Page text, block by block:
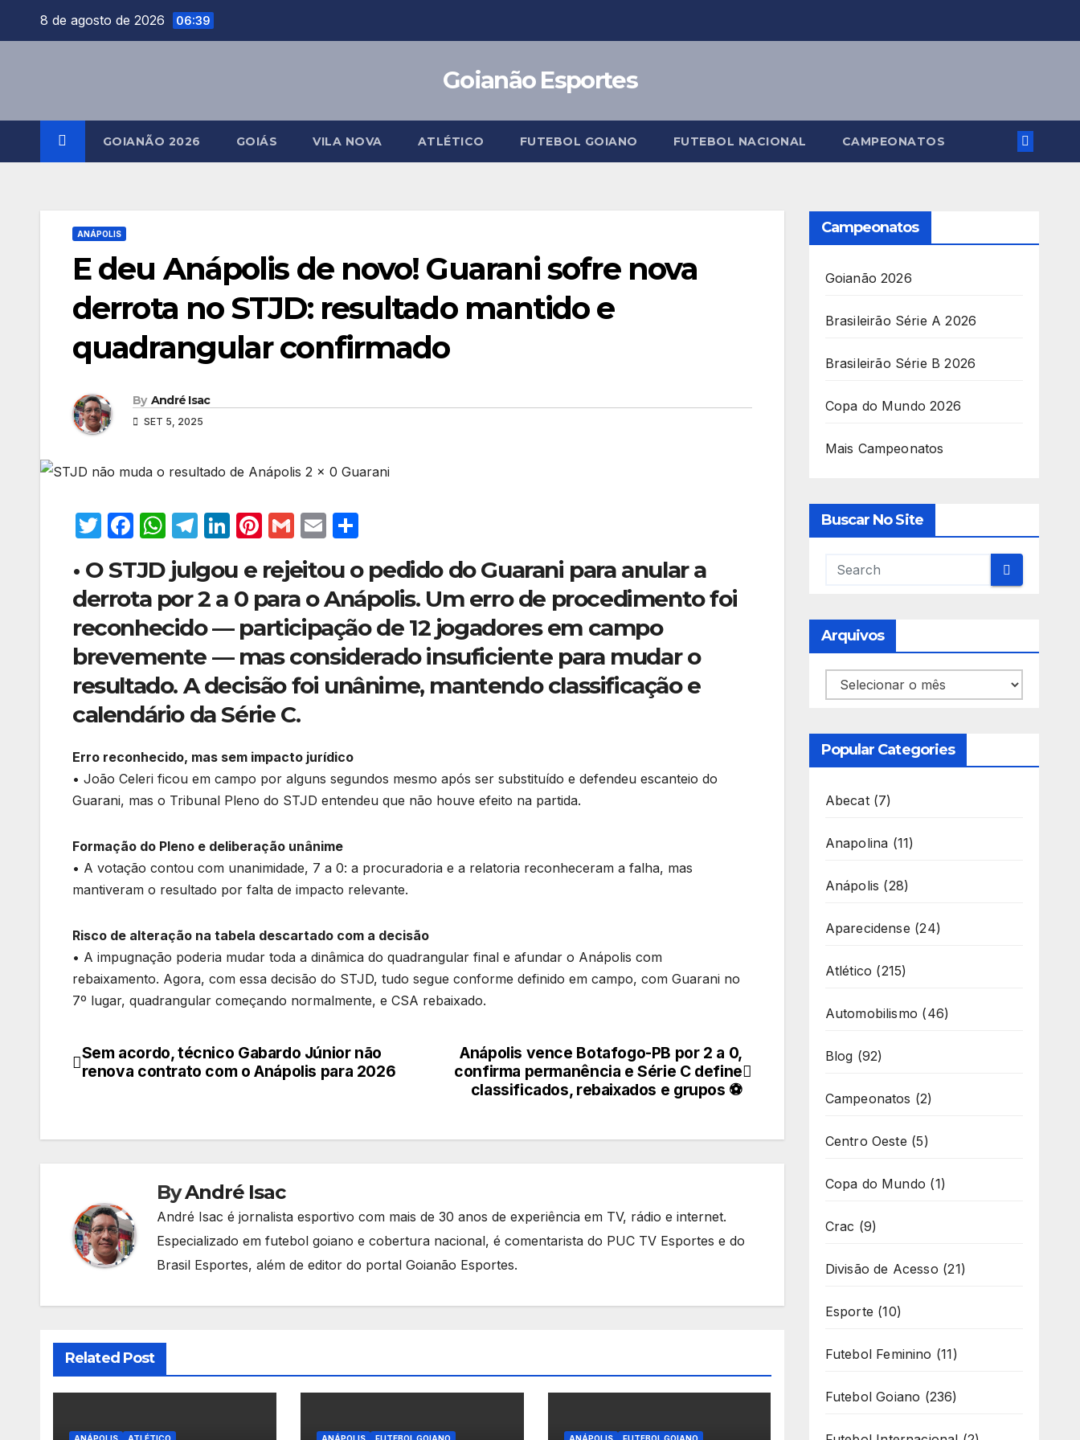
8 de agosto de 2026 06:39
Goianão Esportes
GOIANÃO 2026 GOIÁS VILA NOVA ATLÉTICO FUTEBOL GOIANO FUTEBOL NACIONAL CAMPEONATOS
ANÁPOLIS
E deu Anápolis de novo! Guarani sofre nova
derrota no STJD: resultado mantido e
quadrangular confirmado
By André Isac
SET 5, 2025
T
itt
er
F
c
e
b
o
o
k
W
at
s
A
p
p
T
e
gr
a
m
Li
k
e
dI
n
Pi
er
e
st
G
ail
E
ail ar
e
• O STJD julgou e rejeitou o pedido do Guarani para anular a
derrota por 2 a 0 para o Anápolis. Um erro de procedimento foi
reconhecido — participação de 12 jogadores em campo
brevemente — mas considerado insuficiente para mudar o
resultado. A decisão foi unânime, mantendo classificação e
calendário da Série C.
Erro reconhecido, mas sem impacto jurídico
• João Celeri ficou em campo por alguns segundos mesmo após ser substituído e defendeu escanteio do
Guarani, mas o Tribunal Pleno do STJD entendeu que não houve efeito na partida.
Formação do Pleno e deliberação unânime
• A votação contou com unanimidade, 7 a 0: a procuradoria e a relatoria reconheceram a falha, mas
mantiveram o resultado por falta de impacto relevante.
Risco de alteração na tabela descartado com a decisão
• A impugnação poderia mudar toda a dinâmica do quadrangular final e afundar o Anápolis com
rebaixamento. Agora, com essa decisão do STJD, tudo segue conforme definido em campo, com Guarani no
7º lugar, quadrangular começando normalmente, e CSA rebaixado.
Navegação
Anápolis vence Botafogo-PB por 2 a 0,
confirma permanência e Série C define
classificados, rebaixados e grupos ⚽
Sem acordo, técnico Gabardo Júnior não
renova contrato com o Anápolis para 2026
ByAndré Isac
André Isac é jornalista esportivo com mais de 30 anos de experiência em TV, rádio e internet.
Especializado em futebol goiano e cobertura nacional, é comentarista do PUC TV Esportes e do
Brasil Esportes, além de editor do portal Goianão Esportes.
Related Post
Campeonatos
Goianão 2026
Brasileirão Série A 2026
Brasileirão Série B 2026
Copa do Mundo 2026
Mais Campeonatos
Buscar No Site
Arquivos
Arquivos
Popular Categories
Abecat(7)
Anapolina (11)
Anápolis (28)
Aparecidense (24)
Atlético (215)
Automobilismo (46)
Blog (92)
Campeonatos (2)
Centro Oeste (5)
Copa do Mundo (1)
Crac (9)
Divisão de Acesso (21)
Esporte (10)
Futebol Feminino (11)
Futebol Goiano (236)